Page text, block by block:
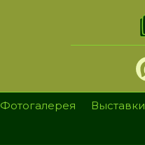
Фотогалерея Выставки